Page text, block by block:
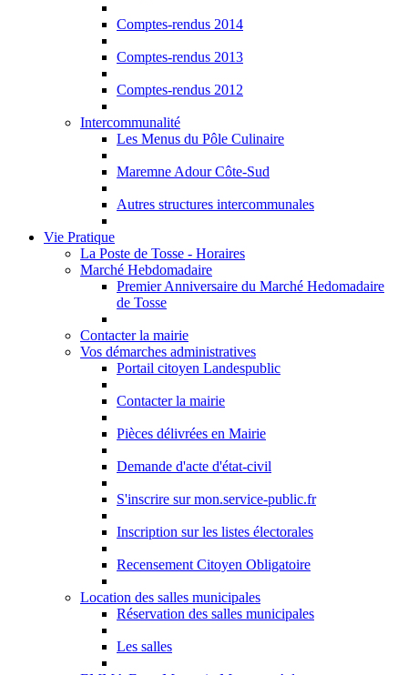
Comptes-rendus 2014
Comptes-rendus 2013
Comptes-rendus 2012
Intercommunalité
Les Menus du Pôle Culinaire
Maremne Adour Côte-Sud
Autres structures intercommunales
Vie Pratique
La Poste de Tosse - Horaires
Marché Hebdomadaire
Premier Anniversaire du Marché Hedomadaire
de Tosse
Contacter la mairie
Vos démarches administratives
Portail citoyen Landespublic
Contacter la mairie
Pièces délivrées en Mairie
Demande d'acte d'état-civil
S'inscrire sur mon.service-public.fr
Inscription sur les listes électorales
Recensement Citoyen Obligatoire
Location des salles municipales
Réservation des salles municipales
Les salles